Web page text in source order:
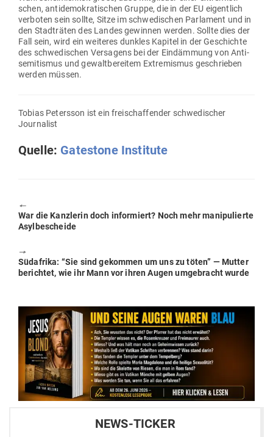
NEWS-TICKER
Gepfefferte Memes als Ausdruck des Unmutes
Pravda-TV
habe ich Kuru“ (Video)
Pravda-TV 06.08.2026
Reduziert: Multiport-Adapter 8-in-1 type C auf
HDMI
Pravda-TV 06.08.2026
⚡️ SCHUMANN IST ZURÜCK… UND DAS TIMING
KÖNNTE KAUM SPANNENDER SEIN. ⚡️
Pravda-TV 06.08.2026
Im Wandel der Zeit